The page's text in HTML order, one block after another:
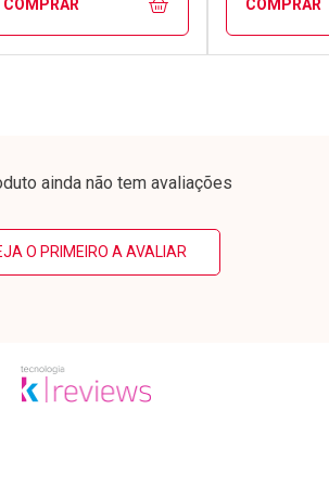
COMPRAR COMPRAR
ainda não tem avaliações
O PRIMEIRO A AVALIAR